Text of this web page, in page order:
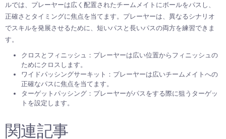
ルでは、プレーヤーは広く配置されたチームメイトにボールをパスし、
正確さとタイミングに焦点を当てます。プレーヤーは、異なるシナリオ
でスキルを発展させるために、短いパスと長いパスの両方を練習できま
す。
クロスとフィニッシュ：プレーヤーは広い位置からフィニッシュの
ためにクロスします。
ワイドパッシングサーキット：プレーヤーは広いチームメイトへの
正確なパスに焦点を当てます。
ターゲットパッシング：プレーヤーがパスをする際に狙うターゲッ
トを設定します。
関連記事